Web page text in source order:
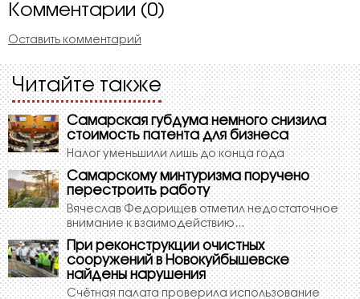
Комментарии (0)
Оставить комментарий
Читайте также
Самарская губдума немного снизила
стоимость патента для бизнеса
Налог уменьшили лишь до конца года
Самарскому минтуризма поручено
перестроить работу
Вячеслав Федорищев отметил недостаточное
внимание к взаимодействию...
При реконструкции очистных
сооружений в Новокуйбышевске
найдены нарушения
Счётная палата проверила использование